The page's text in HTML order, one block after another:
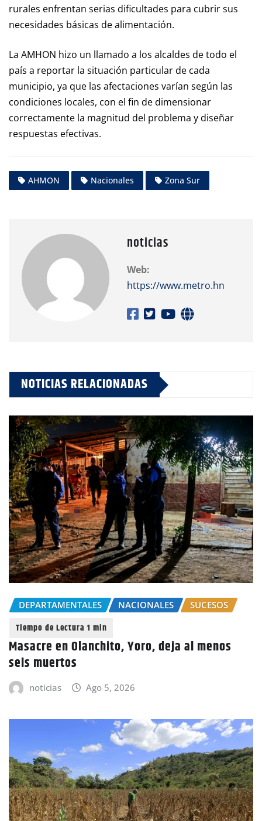
rurales enfrentan serias dificultades para cubrir sus
necesidades básicas de alimentación.
La AMHON hizo un llamado a los alcaldes de todo el
país a reportar la situación particular de cada
municipio, ya que las afectaciones varían según las
condiciones locales, con el fin de dimensionar
correctamente la magnitud del problema y diseñar
respuestas efectivas.
AHMON Nacionales Zona Sur
noticias
Web:
https://www.metro.hn
NOTICIAS RELACIONADAS
DEPARTAMENTALES NACIONALES SUCESOS
Masacre en Olanchito, Yoro, deja al menos
seis muertos
noticias Ago 5, 2026